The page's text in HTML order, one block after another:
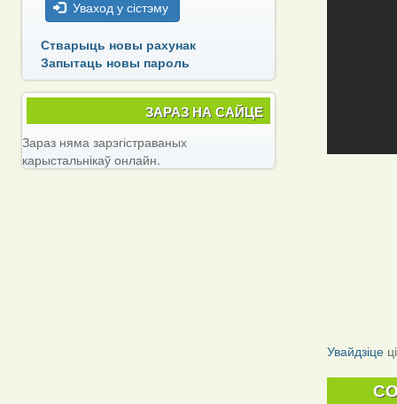
Увайдзіце
Уваход у сістэму
Стварыць новы рахунак
Запытаць новы пароль
ЗАРАЗ НА САЙЦЕ
Зараз няма зарэгістраваных
карыстальнікаў онлайн.